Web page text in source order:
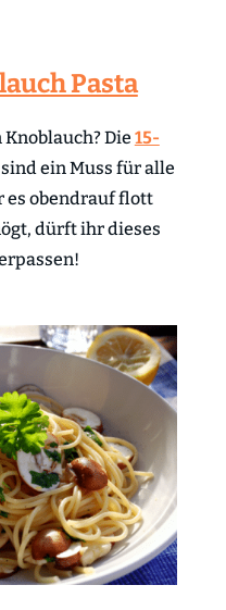
Pasta
Die 15-
ein Muss für alle
es obendrauf flott
dürft ihr dieses